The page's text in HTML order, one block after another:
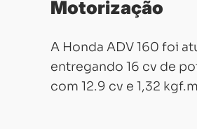
Motorização
A Honda ADV 160 foi
entregando 16 cv de
com 12.9 cv e 1,32